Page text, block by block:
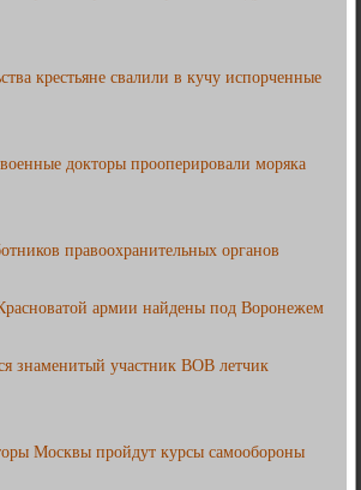
крестьяне свалили в кучу испорченные
докторы прооперировали моряка
правоохранительных органов
армии найдены под Воронежем
знаменитый участник ВОВ летчик
Москвы пройдут курсы самообороны